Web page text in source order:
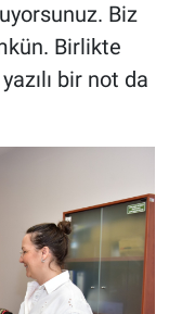
Biz
Birlikte
bir not da